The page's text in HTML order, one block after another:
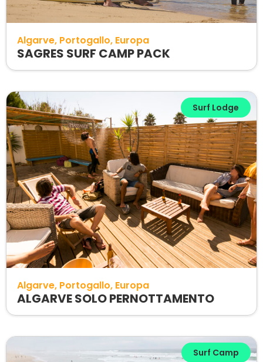
Algarve Portogallo Europa
SAGRES SURF CAMP PACK
Surf Lodge
Algarve Portogallo Europa
ALGARVE SOLO PERNOTTAMENTO
Surf Camp